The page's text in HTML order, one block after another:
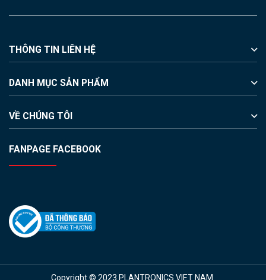
THÔNG TIN LIÊN HỆ
DANH MỤC SẢN PHẨM
VỀ CHÚNG TÔI
FANPAGE FACEBOOK
Copyright © 2023 PLANTRONICS VIET NAM.